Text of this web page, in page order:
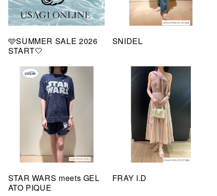
🩵SUMMER SALE 2026
START🤍
SNIDEL
STAR WARS meets GEL
ATO PIQUE
FRAY I.D